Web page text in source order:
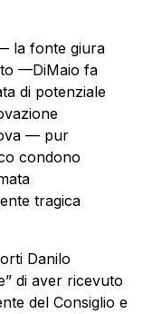
la fonte giura
—DiMaio fa
di potenziale
— pur
condono
tragica
Danilo
di aver ricevuto
del Consiglio e